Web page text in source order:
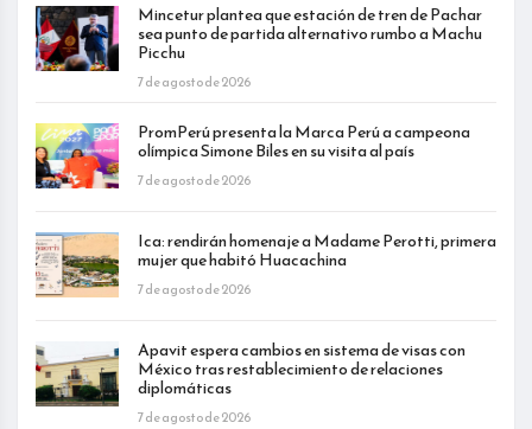
Mincetur plantea que estación de tren de Pachar
sea punto de partida alternativo rumbo a Machu
Picchu
7 de agosto de 2026
PromPerú presenta la Marca Perú a campeona
olímpica Simone Biles en su visita al país
7 de agosto de 2026
Ica: rendirán homenaje a Madame Perotti, primera
mujer que habitó Huacachina
7 de agosto de 2026
Apavit espera cambios en sistema de visas con
México tras restablecimiento de relaciones
diplomáticas
7 de agosto de 2026